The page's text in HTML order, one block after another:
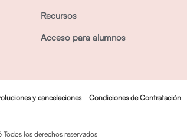
Recursos
Acceso para alumnos
y cancelaciones Condiciones de Contratación
los derechos reservados